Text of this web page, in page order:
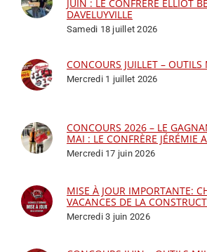
JUIN : LE CONFRÈRE ÉLLIOT
DAVELUYVILLE
Samedi 18 juillet 2026
CONCOURS JUILLET – OUTILS
Mercredi 1 juillet 2026
CONCOURS 2026 – LE
MAI : LE CONFRÈRE JÉRÉMIE
Mercredi 17 juin 2026
MISE À JOUR IMPORTANTE:
VACANCES DE LA
Mercredi 3 juin 2026